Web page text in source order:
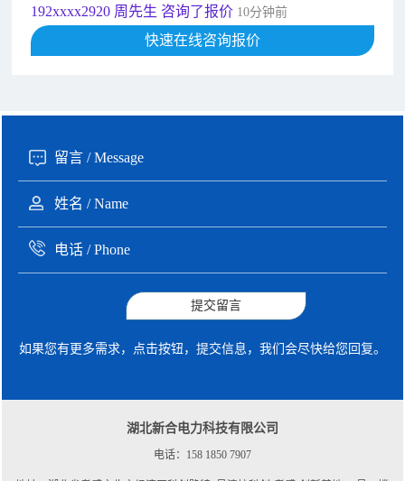
192xxxx2920 周先生 咨询了报价 10分钟前
189xxxx6562 王先生 咨询了报价1秒前
快速在线咨询报价
提交留言
如果您有更多需求，点击按钮，提交信息，我们会尽快给您回复。
湖北新合电力科技有限公司
电话：158 1850 7907